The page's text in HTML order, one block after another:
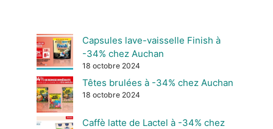
Capsules lave-vaisselle Finish à
-34% chez Auchan
18 octobre 2024
Têtes brulées à -34% chez Auchan
18 octobre 2024
Caffè latte de Lactel à -34% chez